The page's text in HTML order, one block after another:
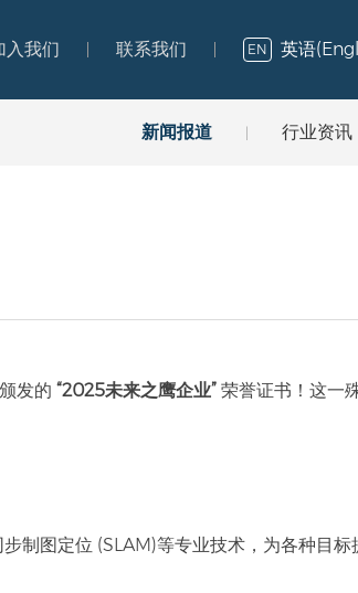
入我们 联系我们 EN 英语
新闻报道 | 行业资讯
发的 “2025未来之鹰企业”荣誉证书！这一
制图定位 (SLAM)等专业技术，为各种目标